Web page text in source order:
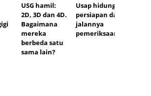
USG hamil:
2D, 3D dan 4D.
Bagaimana
mereka
berbeda satu
sama lain?
Usap hidung:
persiapan dan
jalannya
pemeriksaan